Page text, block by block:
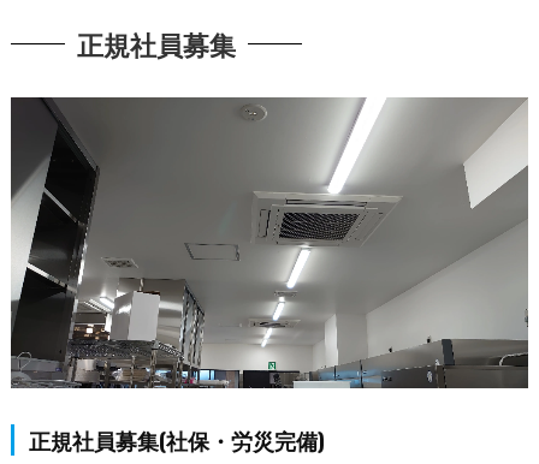
正規社員募集
正規社員募集(社保・労災完備)